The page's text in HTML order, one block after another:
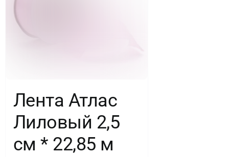
Лента Атлас
Лиловый 2,5
см * 22,85 м